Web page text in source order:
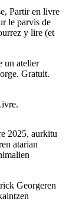
Partir en livre
le parvis de
y lire (et
un atelier
Gratuit.
2025, aurkitu
atarian
Georgeren